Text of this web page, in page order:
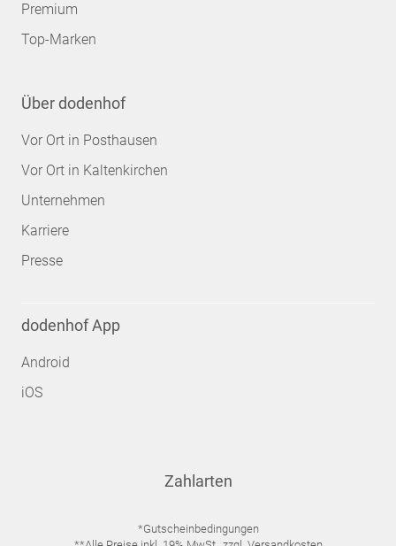
Premium
Top-Marken
Über dodenhof
Vor Ort in Posthausen
Vor Ort in Kaltenkirchen
Unternehmen
Karriere
Presse
dodenhof App
Android
iOS
Zahlarten
*Gutscheinbedingungen